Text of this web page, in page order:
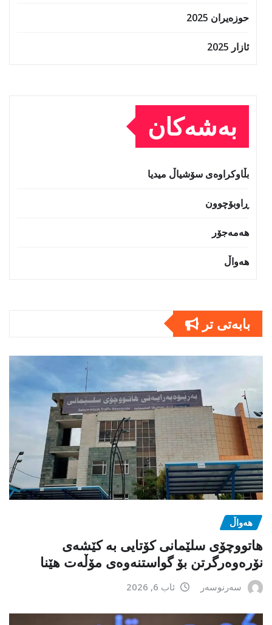
حوزه‌یران 2025
ئازار 2025
بەشەکان
بڵاوکراوەی سۆشیاڵ میدیا
ڕاوبۆچوون
هەمەجۆر
هەواڵ
بابەتى تر
هەواڵ
هاتووچۆی سلێمانی کۆتایی بە کێشەی
نۆرەوەرگرتن بۆ گواستنەوەی مۆڵەت هێنا
سەرنوسەر ئاب 6, 2026